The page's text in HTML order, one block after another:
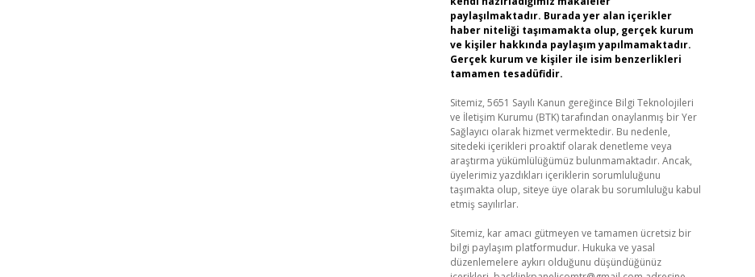
paylaşılmaktadır. Burada yer alan içerikler
haber niteliği taşımamakta olup, gerçek kurum
ve kişiler hakkında paylaşım yapılmamaktadır.
Gerçek kurum ve kişiler ile isim benzerlikleri
tamamen tesadüfidir.
Sitemiz, 5651 Sayılı Kanun gereğince Bilgi Teknolojileri
ve İletişim Kurumu (BTK) tarafından onaylanmış bir Yer
Sağlayıcı olarak hizmet vermektedir. Bu nedenle,
sitedeki içerikleri proaktif olarak denetleme veya
araştırma yükümlülüğümüz bulunmamaktadır. Ancak,
üyelerimiz yazdıkları içeriklerin sorumluluğunu
taşımakta olup, siteye üye olarak bu sorumluluğu kabul
etmiş sayılırlar.
Sitemiz, kar amacı gütmeyen ve tamamen ücretsiz bir
bilgi paylaşım platformudur. Hukuka ve yasal
düzenlemelere aykırı olduğunu düşündüğünüz